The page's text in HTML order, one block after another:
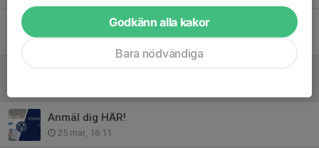
Ansökan till Ung Ledare - Innebandy
1 jul, 13:27
Anmäl dig HÄR!
25 mar, 16:11
Godkänn alla kakor
Bara nödvändiga